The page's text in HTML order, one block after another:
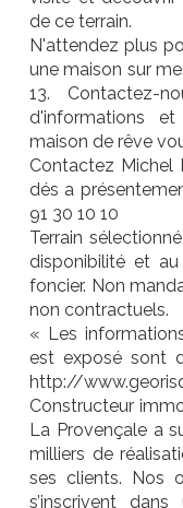
de ce terrain.
N'attendez plus
une maison sur
13. Contactez-
d'informations
maison de rêve
Contactez Michel
dés a
91 30 10 10
Terrain
disponibilité et
foncier. Non
non contractuels.
« Les
est exposé sont
http://
Constructeur
La Provençale a
milliers de
ses clients. Nos
s’inscrivent